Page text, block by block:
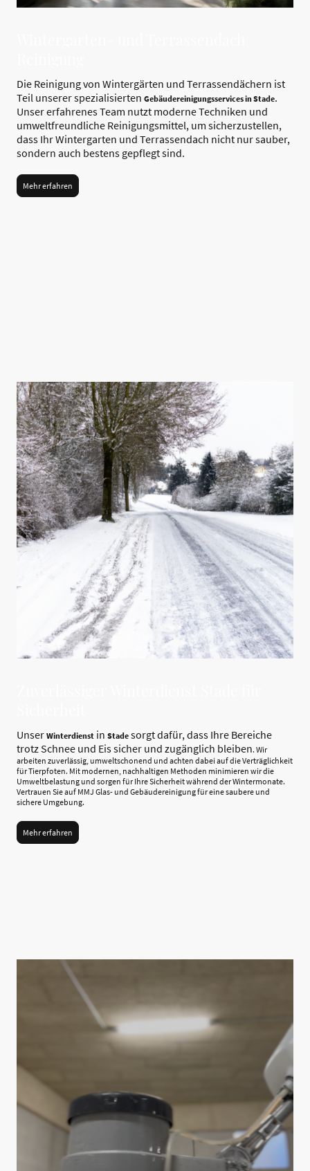
Die Reinigung von Wintergärten und Terrassendächern ist
Teil unserer spezialisierten Gebäudereinigungsservices in Stade.
Unser erfahrenes Team nutzt moderne Techniken und
umweltfreundliche Reinigungsmittel, um sicherzustellen,
dass Ihr Wintergarten und Terrassendach nicht nur sauber,
sondern auch bestens gepflegt sind.
Mehr erfahren
Unser Winterdienst in Stade sorgt dafür, dass Ihre Bereiche
trotz Schnee und Eis sicher und zugänglich bleiben. Wir
arbeiten zuverlässig, umweltschonend und achten dabei auf die Verträglichkeit
für Tierpfoten. Mit modernen, nachhaltigen Methoden minimieren wir die
Umweltbelastung und sorgen für Ihre Sicherheit während der Wintermonate.
Vertrauen Sie auf MMJ Glas- und Gebäudereinigung für eine saubere und
sichere Umgebung.
Mehr erfahren